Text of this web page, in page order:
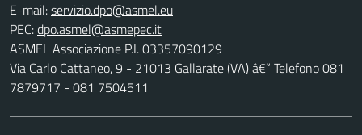
E-mail:
PEC:
ASMEL Associazione P.I. 03357090129
Via Carlo Cattaneo, 9 - 21013 Gallarate (VA) â€“ Telefono 081
7879717 - 081 7504511